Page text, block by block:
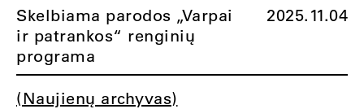
Skelbiama parodos „Varpai
ir patrankos“ renginių
programa
2025.11.04
(Naujienų archyvas)